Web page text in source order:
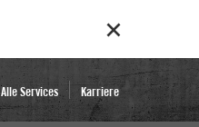
Alle Services Karriere